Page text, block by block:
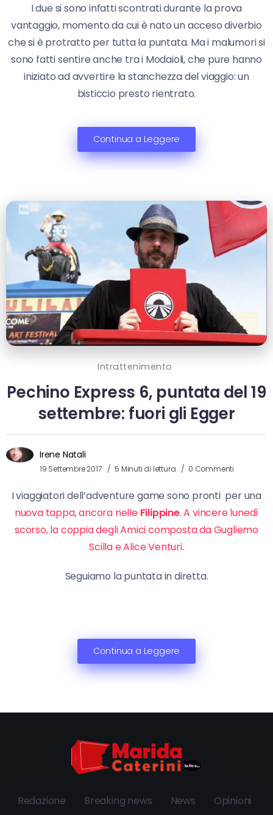
I due si sono infatti scontrati durante la prova
vantaggio, momento da cui è nato un acceso diverbio
che si è protratto per tutta la puntata. Ma i malumori si
sono fatti sentire anche tra i Modaioli, che pure hanno
iniziato ad avvertire la stanchezza del viaggio: un
bisticcio presto rientrato.
Continua a Leggere
Intrattenimento
Pechino Express 6, puntata del 19
settembre: fuori gli Egger
Irene Natali
19 Settembre 2017 5 Minuti di lettura 0 Commenti
I viaggiatori dell’adventure game sono pronti per una
nuova tappa, ancora nelleFilippine.A vincere lunedì
scorso, la coppia degli Amici composta da Gugliemo
Scilla e Alice Venturi.
Seguiamo la puntata in diretta.
Continua a Leggere
Redazione Breaking news News Opinioni